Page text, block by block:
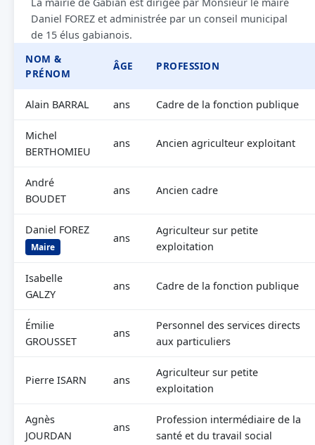
Daniel FOREZ et administrée par un conseil municipal
de 15 élus gabianois.
NOM &
PRÉNOM
ÂGE PROFESSION
Alain BARRAL ans Cadre de la fonction publique
Michel
BERTHOMIEU
ans Ancien agriculteur exploitant
André
BOUDET
ans Ancien cadre
Daniel FOREZ
Maire
ans
Agriculteur sur petite
exploitation
Isabelle
GALZY
ans Cadre de la fonction publique
Émilie
GROUSSET
ans
Personnel des services directs
aux particuliers
Pierre ISARN ans
Agriculteur sur petite
exploitation
Agnès
JOURDAN
ans
Profession intermédiaire de la
santé et du travail social